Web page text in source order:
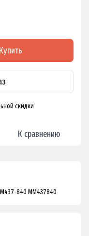
Купить
скидки
К сравнению
840 MM437840